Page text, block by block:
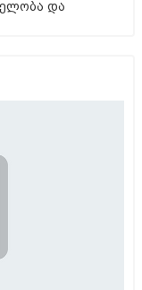
და